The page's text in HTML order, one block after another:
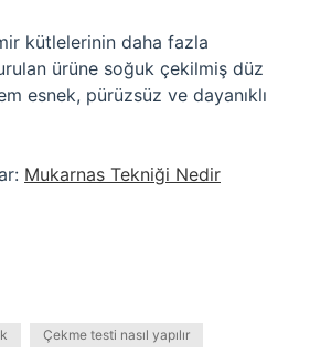
kütlelerinin daha fazla
ürüne soğuk çekilmiş düz
esnek, pürüzsüz ve dayanıklı
Mukarnas Tekniği Nedir
Çekme testi nasıl yapılır